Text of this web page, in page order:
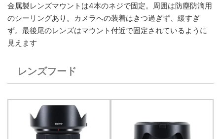
金属製レンズマウントは4本のネジで固定。周囲は防塵防滴用
のシーリングあり。カメラへの装着はきつ過ぎず、緩すぎ
ず。最後尾のレンズはマウント付近で固定されているように
見えます
レンズフード